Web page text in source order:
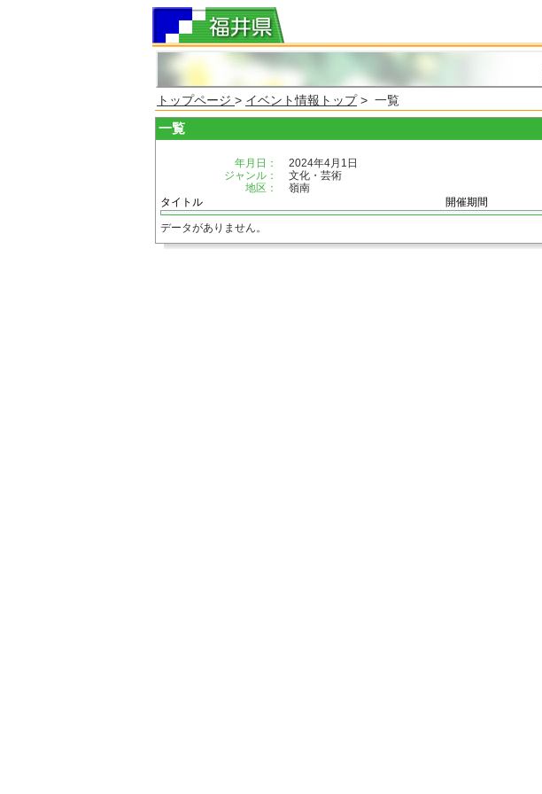
トップページ > イベント情報トップ> 一覧
一覧
年月日：
2024年4月1日
ジャンル：
文化・芸術
地区：
嶺南
タイトル
開催期間
データがありません。